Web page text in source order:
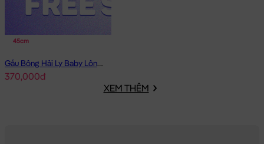
45cm
Gấu Bông Hải Ly Baby Lông Mịn Bobova
370,000đ
XEM THÊM